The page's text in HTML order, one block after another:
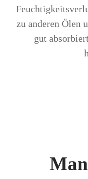
zu anderen Ölen
gut